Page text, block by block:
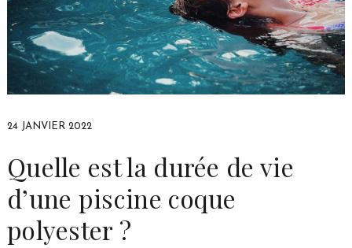
24 JANVIER 2022
Quelle est la durée de vie
d’une piscine coque
polyester ?